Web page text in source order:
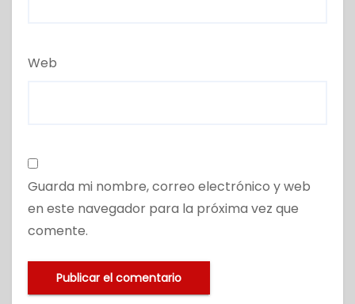
Web
Guarda mi nombre, correo electrónico y web
en este navegador para la próxima vez que
comente.